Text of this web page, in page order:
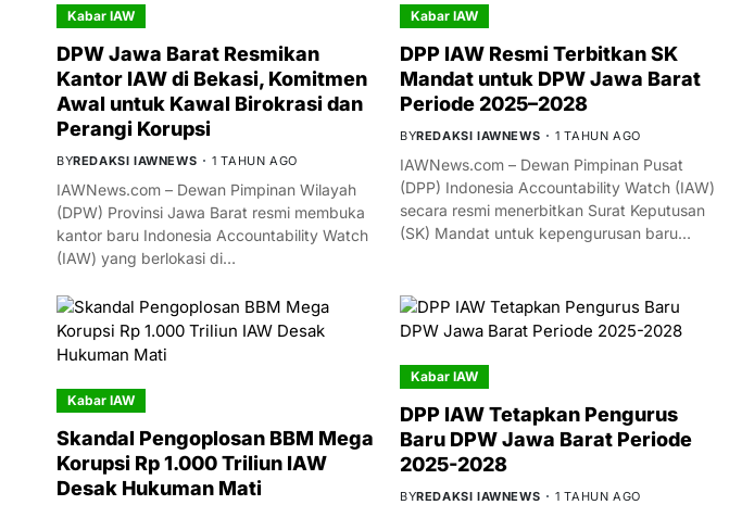
Kabar IAW
DPW Jawa Barat Resmikan
Kantor IAW di Bekasi, Komitmen
Awal untuk Kawal Birokrasi dan
Perangi Korupsi
BYREDAKSI IAWNEWS 1 TAHUN AGO
IAWNews.com – Dewan Pimpinan Wilayah
(DPW) Provinsi Jawa Barat resmi membuka
kantor baru Indonesia Accountability Watch
(IAW) yang berlokasi di…
Kabar IAW
DPP IAW Resmi Terbitkan SK
Mandat untuk DPW Jawa Barat
Periode 2025–2028
BYREDAKSI IAWNEWS 1 TAHUN AGO
IAWNews.com – Dewan Pimpinan Pusat
(DPP) Indonesia Accountability Watch (IAW)
secara resmi menerbitkan Surat Keputusan
(SK) Mandat untuk kepengurusan baru…
Kabar IAW
Skandal Pengoplosan BBM Mega
Korupsi Rp 1.000 Triliun IAW
Desak Hukuman Mati
Kabar IAW
DPP IAW Tetapkan Pengurus
Baru DPW Jawa Barat Periode
2025-2028
BYREDAKSI IAWNEWS 1 TAHUN AGO